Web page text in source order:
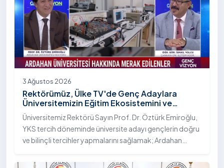
3 Ağustos 2026
Rektörümüz, Ülke TV'de Genç Adaylara
Üniversitemizin Eğitim Ekosistemini ve
Sunduğu Nitelikli İmkânları Anlattı
Üniversitemiz Rektörü Sayın Prof. Dr. Öztürk Emiroğlu,
YKS tercih döneminde üniversite adayı gençlerin doğru
ve bilinçli tercihler yapmalarını sağlamak; Ardahan
çeşitliliğini ve nitelikli imkânlarını aktarmak üzere Ülke TV